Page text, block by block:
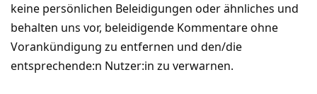
keine persönlichen Beleidigungen oder ähnliches und
behalten uns vor, beleidigende Kommentare ohne
Vorankündigung zu entfernen und den/die
entsprechende:n Nutzer:in zu verwarnen.